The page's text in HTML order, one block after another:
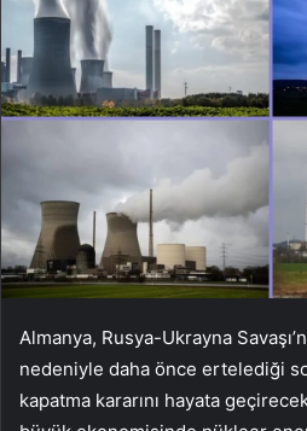
Almanya, Rusya-Ukrayna
nedeniyle daha önce ertelediği
kapatma kararını hayata